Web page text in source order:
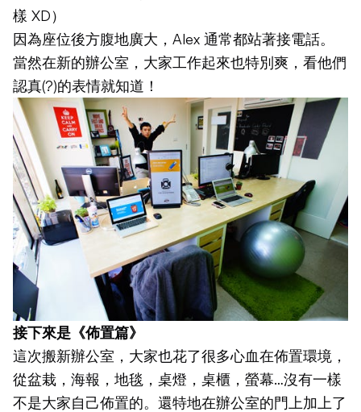
樣 XD）
因為座位後方腹地廣大，Alex 通常都站著接電話。
當然在新的辦公室，大家工作起來也特別爽，看他們
認真(?)的表情就知道！
接下來是《佈置篇》
這次搬新辦公室，大家也花了很多心血在佈置環境，
從盆栽，海報，地毯，桌燈，桌櫃，螢幕…沒有一樣
不是大家自己佈置的。還特地在辦公室的門上加上了